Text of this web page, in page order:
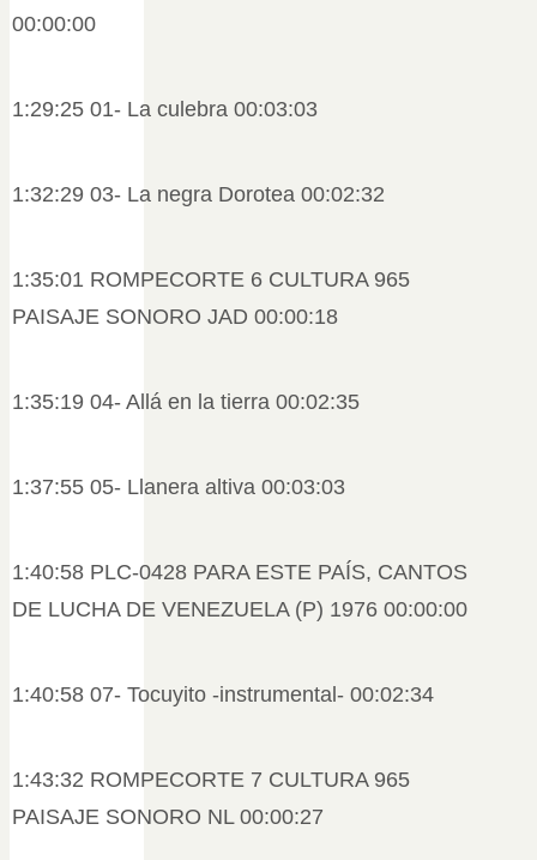
00:00:00
1:29:25 01- La culebra 00:03:03
1:32:29 03- La negra Dorotea 00:02:32
1:35:01 ROMPECORTE 6 CULTURA 965
PAISAJE SONORO JAD 00:00:18
1:35:19 04- Allá en la tierra 00:02:35
1:37:55 05- Llanera altiva 00:03:03
1:40:58 PLC-0428 PARA ESTE PAÍS, CANTOS
DE LUCHA DE VENEZUELA (P) 1976 00:00:00
1:40:58 07- Tocuyito -instrumental- 00:02:34
1:43:32 ROMPECORTE 7 CULTURA 965
PAISAJE SONORO NL 00:00:27